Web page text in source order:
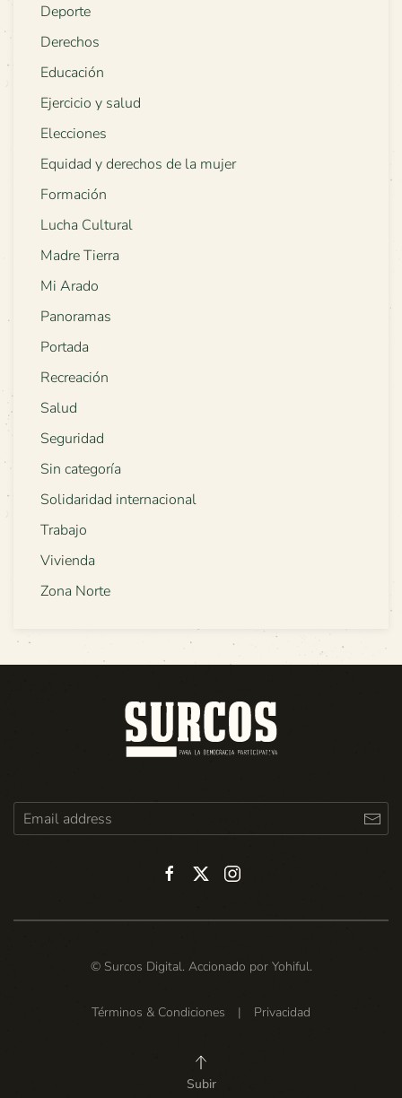
Deporte
Derechos
Educación
Ejercicio y salud
Elecciones
Equidad y derechos de la mujer
Formación
Lucha Cultural
Madre Tierra
Mi Arado
Panoramas
Portada
Recreación
Salud
Seguridad
Sin categoría
Solidaridad internacional
Trabajo
Vivienda
Zona Norte
© Surcos Digital. Accionado por Yohiful.
Términos & Condiciones | Privacidad
Subir